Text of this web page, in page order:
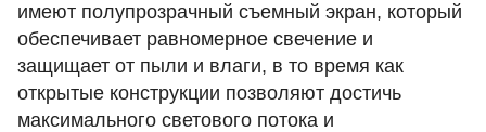
имеют полупрозрачный съемный экран, который
обеспечивает равномерное свечение и
защищает от пыли и влаги, в то время как
открытые конструкции позволяют достичь
максимального светового потока и